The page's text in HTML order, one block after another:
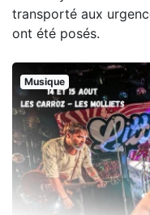
transporté aux
ont été posés.
Musique